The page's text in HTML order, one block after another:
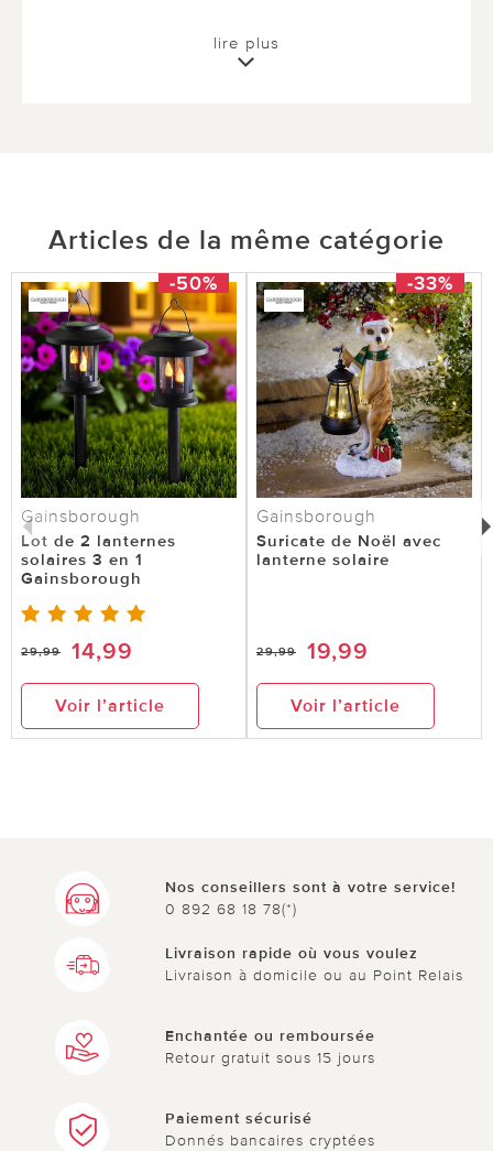
2 sur 2 ont trouvé cette évaluation utile.
le 14.06.2025sur signarbieux de payzac
Belle mais pied trop court
Avez-vous pensé à mettre le petit "bouton" sur
ON (OFF) pour qu'elle fonctionne? Moi elle
fonctionne!
0 sur 0 ont trouvé cette évaluation utile.
utile pas utile
Lanterne solairr
pas utile
lire plus
Articles de la même catégorie
-50%
Gainsborough
Lot de 2 lanternes
solaires 3 en 1
Gainsborough
29,99 14,99
Voir l’article
-33%
Gainsborough
Suricate de Noël avec
lanterne solaire
29,99 19,99
Voir l’article
Nos conseillers sont à votre service!
0 892 68 18 78(*)
Livraison rapide où vous voulez
Livraison à domicile ou au Point Relais
Enchantée ou remboursée
Retour gratuit sous 15 jours
Paiement sécurisé
Donnés bancaires cryptées